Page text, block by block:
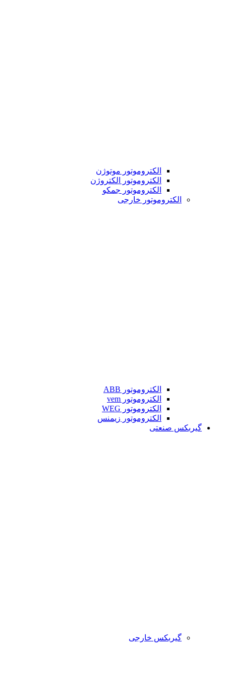
الکتروموتور موتوژن
الکتروموتور الکتروژن
الکتروموتور جمکو
الکتروموتور خارجی
الکتروموتور ABB
الکتروموتور vem
الکتروموتور WEG
الکتروموتور زیمنس
گیربکس صنعتی
گیربکس خارجی